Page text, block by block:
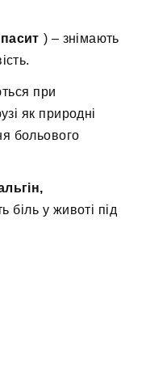
) – знімають
при
як природні
больового
біль у животі під